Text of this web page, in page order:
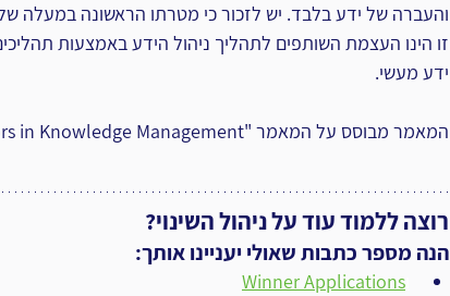
והעברה של ידע בלבד. יש לזכור כי מטרתו הראשונה במעלה
זו הינו העצמת השותפים לתהליך ניהול הידע באמצעות
ידע מעשי.‏
המאמר מבוסס על המאמר "‏‎Success Factors in Knowledge Management‏"‏
רוצה ללמוד עוד על ניהול השינוי?
הנה מספר כתבות שאולי יעניינו אותך:
Winner Applications